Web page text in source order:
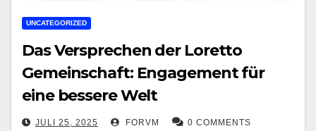
UNCATEGORIZED
Das Versprechen der Loretto
Gemeinschaft: Engagement für
eine bessere Welt
JULI 25, 2025 FORVM 0 COMMENTS